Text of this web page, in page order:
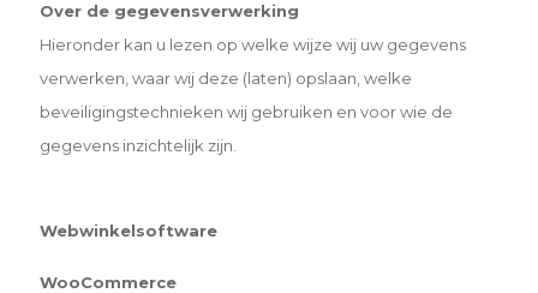
Over de gegevensverwerking
Hieronder kan u lezen op welke wijze wij uw gegevens
verwerken, waar wij deze (laten) opslaan, welke
beveiligingstechnieken wij gebruiken en voor wie de
gegevens inzichtelijk zijn.
Webwinkelsoftware
WooCommerce